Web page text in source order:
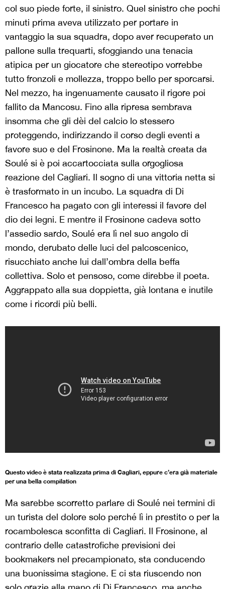
col suo piede forte, il sinistro. Quel sinistro che pochi
minuti prima aveva utilizzato per portare in
vantaggio la sua squadra, dopo aver recuperato un
pallone sulla trequarti, sfoggiando una tenacia
atipica per un giocatore che stereotipo vorrebbe
tutto fronzoli e mollezza, troppo bello per sporcarsi.
Nel mezzo, ha ingenuamente causato il rigore poi
fallito da Mancosu. Fino alla ripresa sembrava
insomma che gli dèi del calcio lo stessero
proteggendo, indirizzando il corso degli eventi a
favore suo e del Frosinone. Ma la realtà creata da
Soulé si è poi accartocciata sulla orgogliosa
reazione del Cagliari. Il sogno di una vittoria netta si
è trasformato in un incubo. La squadra di Di
Francesco ha pagato con gli interessi il favore del
dio dei legni. E mentre il Frosinone cadeva sotto
l’assedio sardo, Soulé era lì nel suo angolo di
mondo, derubato delle luci del palcoscenico,
risucchiato anche lui dall’ombra della beffa
collettiva. Solo et pensoso, come direbbe il poeta.
Aggrappato alla sua doppietta, già lontana e inutile
come i ricordi più belli.
Questo video è stata realizzata prima di Cagliari, eppure c’era già materiale
per una bella compilation
Ma sarebbe scorretto parlare di Soulé nei termini di
un turista del dolore solo perché lì in prestito o per la
rocambolesca sconfitta di Cagliari. Il Frosinone, al
contrario delle catastrofiche previsioni dei
bookmakers nel precampionato, sta conducendo
una buonissima stagione. E ci sta riuscendo non